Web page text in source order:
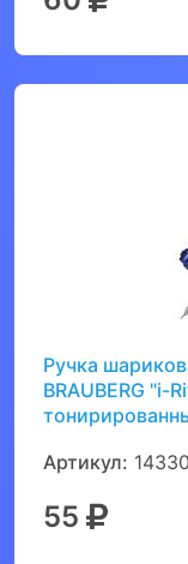
Ручка
BRAUBERG "i-
Артикул:
55